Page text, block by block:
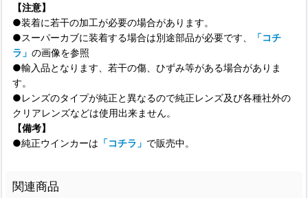
【注意】
●装着に若干の加工が必要の場合があります。
●スーパーカブに装着する場合は別途部品が必要です、
「コチ
ラ」 の画像を参照
●輸入品となります、若干の傷、ひずみ等がある場合がありま
す。
●レンズのタイプが純正と異なるので純正レンズ及び各種社外の
クリアレンズなどは使用出来ません。
【備考】
●純正ウインカーは 「コチラ」 で販売中。
関連商品